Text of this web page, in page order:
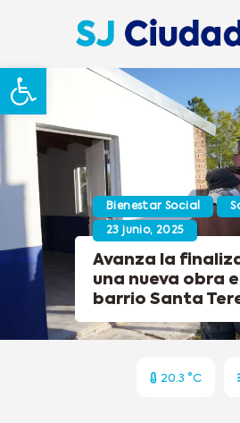
Abrir barra de
Bienestar Social
23 junio, 2025
Avanza la
una nueva obra
barrio Santa
20.3 °C